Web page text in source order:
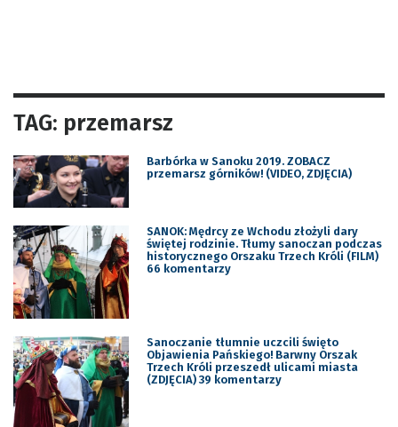
TAG: przemarsz
Barbórka w Sanoku 2019. ZOBACZ
przemarsz górników! (VIDEO, ZDJĘCIA)
SANOK: Mędrcy ze Wchodu złożyli dary
świętej rodzinie. Tłumy sanoczan podczas
historycznego Orszaku Trzech Króli (FILM)
66 komentarzy
Sanoczanie tłumnie uczcili święto
Objawienia Pańskiego! Barwny Orszak
Trzech Króli przeszedł ulicami miasta
(ZDJĘCIA) 39 komentarzy